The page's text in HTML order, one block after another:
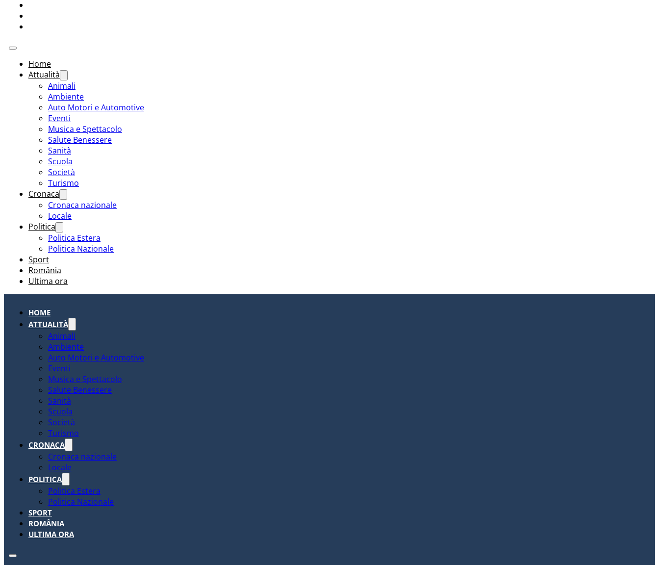
Home
Attualità
Animali
Ambiente
Auto Motori e Automotive
Eventi
Musica e Spettacolo
Salute Benessere
Sanità
Scuola
Società
Turismo
Cronaca
Cronaca nazionale
Locale
Politica
Politica Estera
Politica Nazionale
Sport
România
Ultima ora
HOME
ATTUALITÀ
Animali
Ambiente
Auto Motori e Automotive
Eventi
Musica e Spettacolo
Salute Benessere
Sanità
Scuola
Società
Turismo
CRONACA
Cronaca nazionale
Locale
POLITICA
Politica Estera
Politica Nazionale
SPORT
ROMÂNIA
ULTIMA ORA